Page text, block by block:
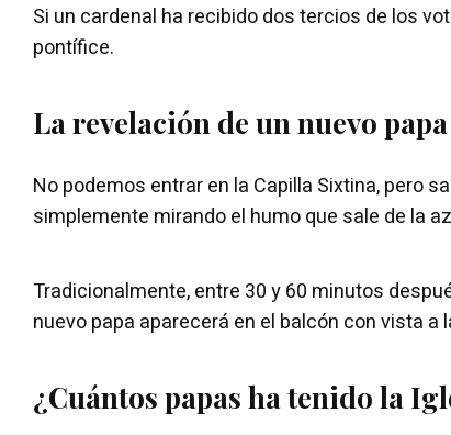
Si un cardenal ha recibido dos tercios de los
pontífice.
La revelación de un nuevo papa
No podemos entrar en la Capilla Sixtina, pero
simplemente mirando el humo que sale de la
Tradicionalmente, entre 30 y 60 minutos
nuevo papa aparecerá en el balcón con vista a
¿Cuántos papas ha tenido la